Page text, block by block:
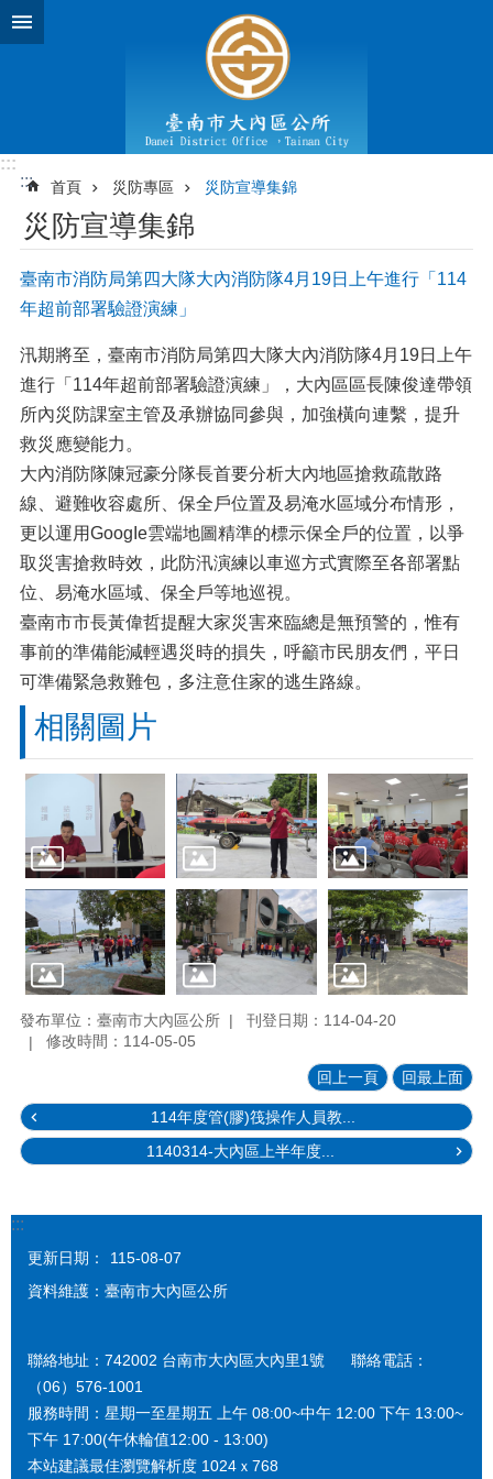
跳到主要內容區塊
:::
:::
首頁 災防專區 災防宣導集錦
災防宣導集錦
臺南市消防局第四大隊大內消防隊4月19日上午進行「114
年超前部署驗證演練」
汛期將至，臺南市消防局第四大隊大內消防隊4月19日上午
進行「114年超前部署驗證演練」，大內區區長陳俊達帶領
所內災防課室主管及承辦協同參與，加強橫向連繫，提升
救災應變能力。
大內消防隊陳冠豪分隊長首要分析大內地區搶救疏散路
線、避難收容處所、保全戶位置及易淹水區域分布情形，
更以運用GoogIe雲端地圖精準的標示保全戶的位置，以爭
取災害搶救時效，此防汛演練以車巡方式實際至各部署點
位、易淹水區域、保全戶等地巡視。
臺南市市長黃偉哲提醒大家災害來臨總是無預警的，惟有
事前的準備能減輕遇災時的損失，呼籲市民朋友們，平日
可準備緊急救難包，多注意住家的逃生路線。
相關圖片
發布單位：臺南市大內區公所
刊登日期：114-04-20
修改時間：114-05-05
回上一頁 回最上面
114年度管(膠)筏操作人員教...
1140314-大內區上半年度...
:::
更新日期：
115-08-07
資料維護：臺南市大內區公所
聯絡地址：742002 台南市大內區大內里1號 聯絡電話：
（06）576-1001
服務時間：星期一至星期五 上午 08:00~中午 12:00 下午 13:00~
下午 17:00(午休輪值12:00 - 13:00)
本站建議最佳瀏覽解析度 1024ｘ768